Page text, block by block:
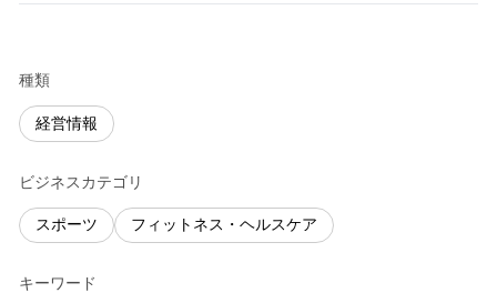
種類
経営情報
ビジネスカテゴリ
スポーツ フィットネス・ヘルスケア
キーワード